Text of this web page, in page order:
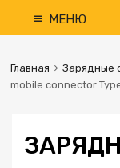
МЕНЮ
Главная Зарядные
mobile connector